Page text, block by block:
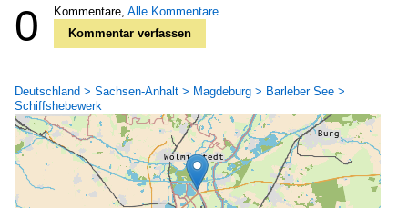
0 Kommentare, Alle Kommentare
Kommentar verfassen
Deutschland > Sachsen-Anhalt > Magdeburg > Barleber See >
Schiffshebewerk